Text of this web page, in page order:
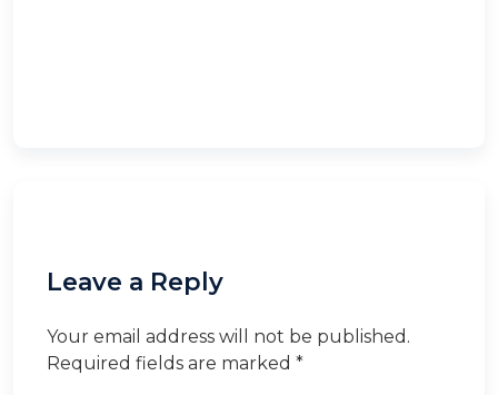
Leave a Reply
Your email address will not be published.
Required fields are marked *